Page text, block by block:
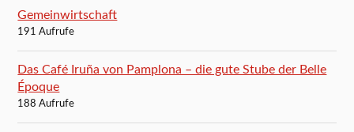
Gemeinwirtschaft
191 Aufrufe
Das Café Iruña von Pamplona – die gute Stube der Belle
Époque
188 Aufrufe